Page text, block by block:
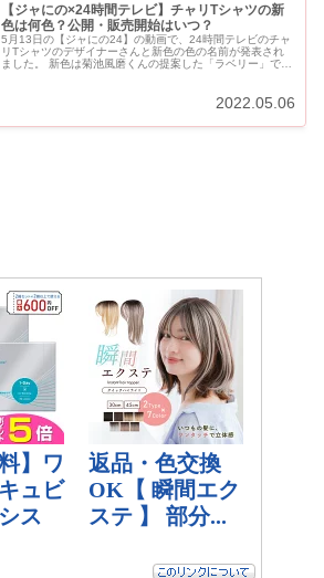
【ジャにの×24時間テレビ】チャリTシャツの新
色は何色？公開・販売開始はいつ？
5月13日の【ジャにの24】の動画で、24時間テレビのチャ
リTシャツのデザイナーさんと新色の色の名前が発表され
ました。 新色は菊池風磨くんの提案した「ラベリー」で、
2022.05.06